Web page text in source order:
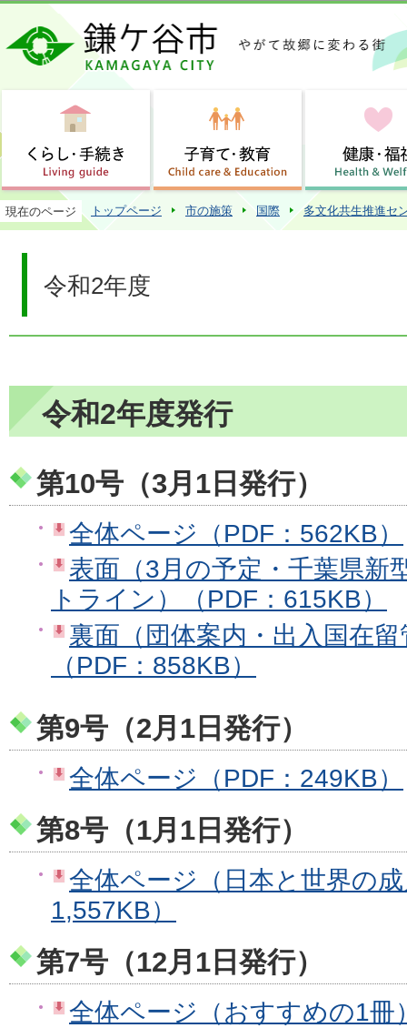
この
現在のページ トップページ 市の施策 国際 多文化共生推進セ
令和2年度
令和2年度発行
第10号（3月1日発行）
全体ページ（PDF：562KB）
表面（3月の予定・千葉県新
トライン）（PDF：615KB）
裏面（団体案内・出入国在
（PDF：858KB）
第9号（2月1日発行）
全体ページ（PDF：249KB）
第8号（1月1日発行）
全体ページ（日本と世界の
1,557KB）
第7号（12月1日発行）
全体ページ（おすすめの1冊